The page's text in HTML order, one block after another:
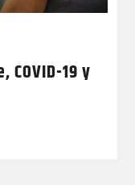
COVID-19 y